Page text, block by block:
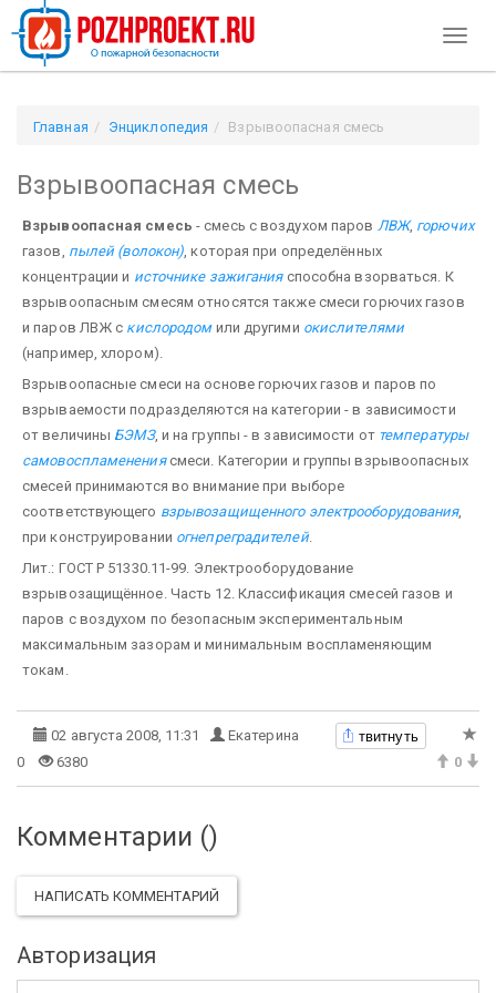
Главная Энциклопедия Взрывоопасная смесь
Взрывоопасная смесь
Взрывоопасная смесь - смесь с воздухом паров ЛВЖ, горючих
газов, пылей (волокон) , которая при определённых
концентрации и источнике зажиганияспособна взорваться. К
взрывоопасным смесям относятся также смеси горючих газов
и паров ЛВЖ с кислородомили другими окислителями
(например, хлором).
Взрывоопасные смеси на основе горючих газов и паров по
взрываемости подразделяются на категории - в зависимости
от величины БЭМЗ, и на группы - в зависимости от температуры
самовоспламенениясмеси. Категории и группы взрывоопасных
смесей принимаются во внимание при выборе
соответствующего взрывозащищенного электрооборудования,
при конструировании огнепреградителей.
Лит.: ГОСТ Р 51330.11-99. Электрооборудование
взрывозащищённое. Часть 12. Классификация смесей газов и
паров с воздухом по безопасным экспериментальным
максимальным зазорам и минимальным воспламеняющим
токам.
02 августа 2008, 11:31 Екатерина твитнуть
0 6380 0
Комментарии ()
НАПИСАТЬ КОММЕНТАРИЙ
Авторизация